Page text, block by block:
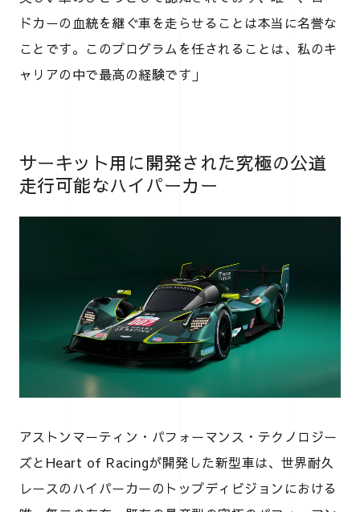
ドカーの血統を継ぐ車を走らせることは本当に名誉な
ことです。このプログラムを任されることは、私のキ
ャリアの中で最高の経験です」
サーキット用に開発された究極の公道
走行可能なハイパーカー
アストンマーティン・パフォーマンス・テクノロジー
ズとHeart of Racingが開発した新型車は、世界耐久
レースのハイパーカーのトップディビジョンにおける